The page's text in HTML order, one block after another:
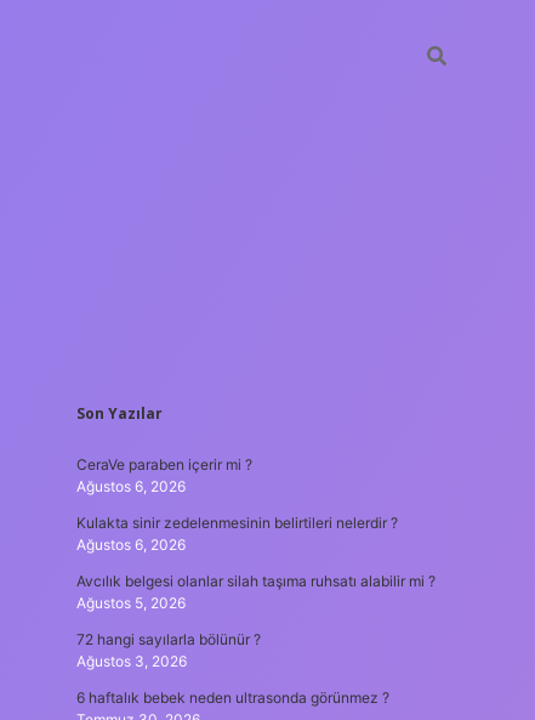
SIDEBAR
Son Yazılar
CeraVe paraben içerir mi ?
Ağustos 6, 2026
Kulakta sinir zedelenmesinin belirtileri nelerdir ?
Ağustos 6, 2026
Avcılık belgesi olanlar silah taşıma ruhsatı alabilir mi ?
Ağustos 5, 2026
72 hangi sayılarla bölünür ?
Ağustos 3, 2026
6 haftalık bebek neden ultrasonda görünmez ?